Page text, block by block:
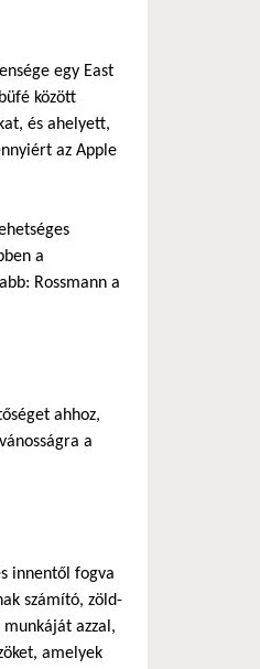
egy East
között
és ahelyett,
az Apple
a
Rossmann a
ahhoz,
a
innentől fogva
számító, zöld-
azzal,
amelyek